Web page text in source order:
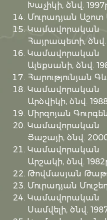
Խաչիկի, ծնվ.
Մուրադյան Աշոտ
Կամավորական
Հայրապետի, ծնվ.
Կամավորական
Ալեքսանի, ծնվ.
Հարությունյան
Արծվիկի, ծնվ.
Միրզոյան
Յաշայի, ծնվ.
Արշակի, ծնվ.
Թովմասյան
Մուրադյան
Սամվելի, ծնվ.